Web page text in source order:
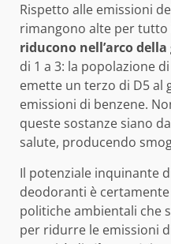
Rispetto alle emissioni
rimangono alte per tutto
riducono nell’arco
di 1 a 3: la popolazione
emette un terzo di D5 al
emissioni di benzene.
queste sostanze siano
salute, producendo
Il potenziale inquinante
deodoranti è
politiche ambientali che
per ridurre le emissioni